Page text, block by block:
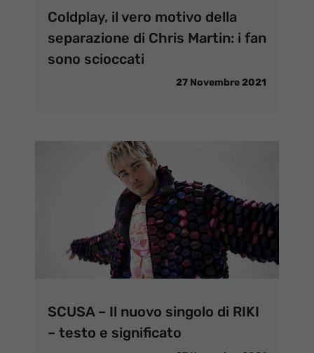
Coldplay, il vero motivo della
separazione di Chris Martin: i fan
sono scioccati
27 Novembre 2021
SCUSA – Il nuovo singolo di RIKI
– testo e significato